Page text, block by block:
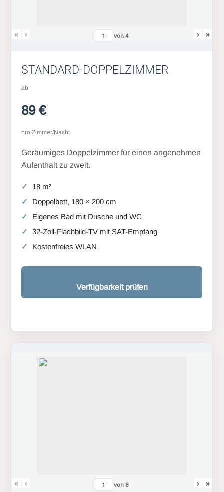
« ‹ von4 › »
STANDARD-DOPPELZIMMER
ab
89 €
pro Zimmer/Nacht
Geräumiges Doppelzimmer für einen angenehmen
Aufenthalt zu zweit.
18 m²
Doppelbett, 180 × 200 cm
Eigenes Bad mit Dusche und WC
32-Zoll-Flachbild-TV mit SAT-Empfang
Kostenfreies WLAN
Verfügbarkeit prüfen
« ‹ von8 › »